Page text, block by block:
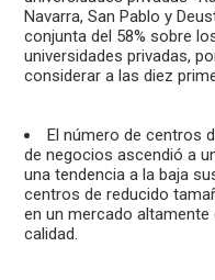
Navarra, San Pablo y
conjunta del 58% sobre
universidades privadas,
considerar a las diez
El número de centros
de negocios ascendió a
una tendencia a la baja
centros de reducido
en un mercado
calidad.